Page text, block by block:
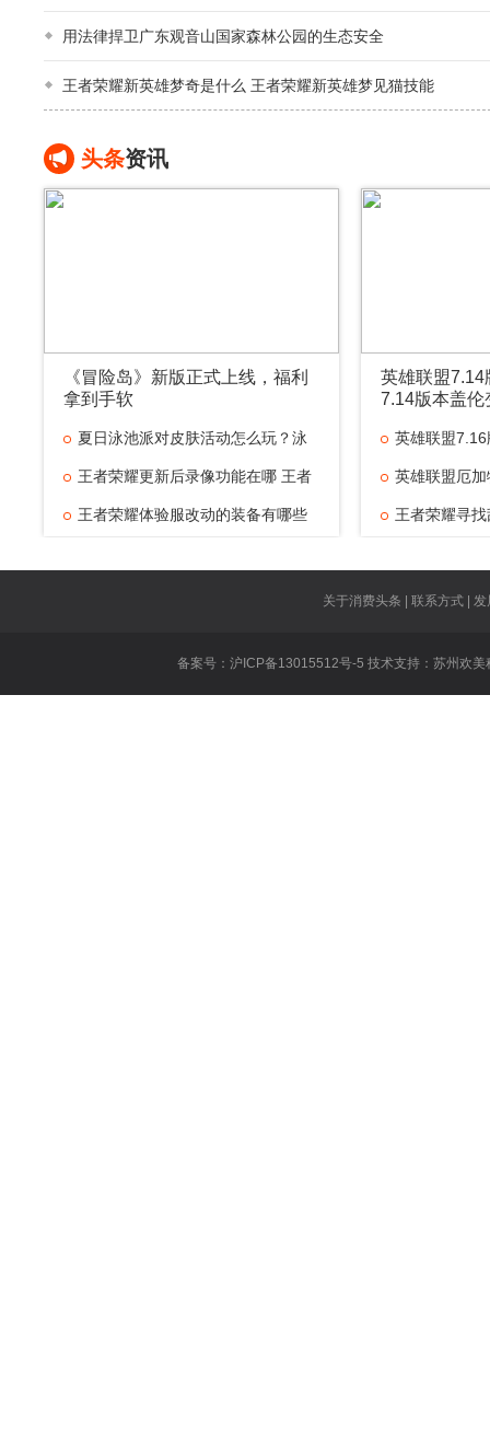
用法律捍卫广东观音山国家森林公园的生态安全
王者荣耀新英雄梦奇是什么 王者荣耀新英雄梦见猫技能
头条资讯
《冒险岛》新版正式上线，福利
拿到手软
夏日泳池派对皮肤活动怎么玩？泳
池派王者荣耀更新后录像功能在哪 王者
王者荣耀体验服改动的装备有哪些
英雄联盟7.14
7.14版本盖伦
英雄联盟
英雄联盟厄
英 王者荣耀寻
英雄联盟大
英雄联盟赵
关于消费头条 | 联系方式 |
备案号：沪ICP备13015512号-5 技术支持： 苏州欢美